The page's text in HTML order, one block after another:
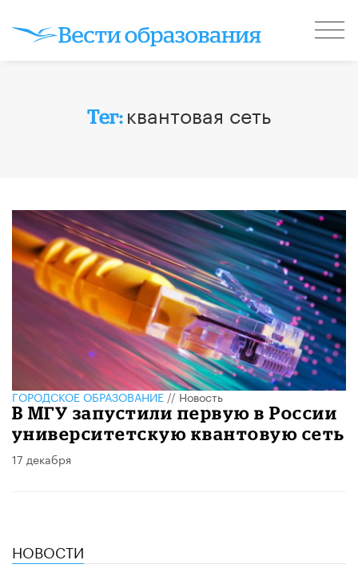
Тег: квантовая сеть
ГОРОДСКОЕ ОБРАЗОВАНИЕ//Новость
В МГУ запустили первую в России
университетскую квантовую сеть
17 декабря
НОВОСТИ